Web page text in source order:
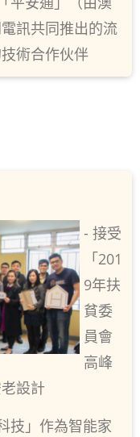
訊共同推出的流
術合作伙伴
- 接受
「201
9年扶
貧委
員會
高峰
設計
技」作為智能家